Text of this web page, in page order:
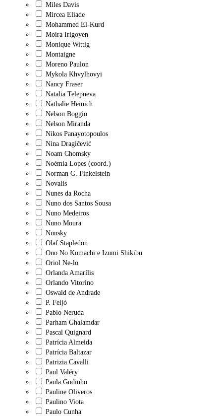
Miles Davis
Mircea Eliade
Mohammed El-Kurd
Moira Irigoyen
Monique Wittig
Montaigne
Moreno Paulon
Mykola Khvylhovyi
Nancy Fraser
Natalia Telepneva
Nathalie Heinich
Nelson Boggio
Nelson Miranda
Nikos Panayotopoulos
Nina Dragičević
Noam Chomsky
Noémia Lopes (coord.)
Norman G. Finkelstein
Novalis
Nunes da Rocha
Nuno dos Santos Sousa
Nuno Medeiros
Nuno Moura
Nunsky
Olaf Stapledon
Ono No Komachi e Izumi Shikibu
Oriol Ne-lo
Orlanda Amarílis
Orlando Vitorino
Oswald de Andrade
P. Feijó
Pablo Neruda
Parham Ghalamdar
Pascal Quignard
Patrícia Almeida
Patrícia Baltazar
Patrizia Cavalli
Paul Valéry
Paula Godinho
Pauline Oliveros
Paulino Viota
Paulo Cunha